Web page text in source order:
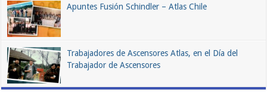
Apuntes Fusión Schindler – Atlas Chile
Trabajadores de Ascensores Atlas, en el Día del
Trabajador de Ascensores